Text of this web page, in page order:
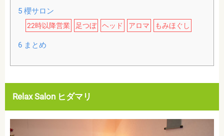
5櫻サロン
22時以降営業 足つぼ ヘッド アロマ もみほぐし
6まとめ
Relax Salon ヒダマリ